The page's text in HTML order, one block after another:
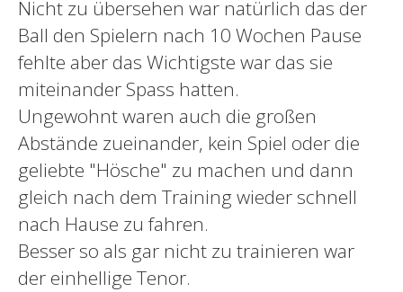
Nicht zu übersehen war natürlich das der
Ball den Spielern nach 10 Wochen Pause
fehlte aber das Wichtigste war das sie
miteinander Spass hatten.
Ungewohnt waren auch die großen
Abstände zueinander, kein Spiel oder die
geliebte "Hösche" zu machen und dann
gleich nach dem Training wieder schnell
nach Hause zu fahren.
Besser so als gar nicht zu trainieren war
der einhellige Tenor.